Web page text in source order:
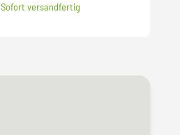
Sofort versandfertig